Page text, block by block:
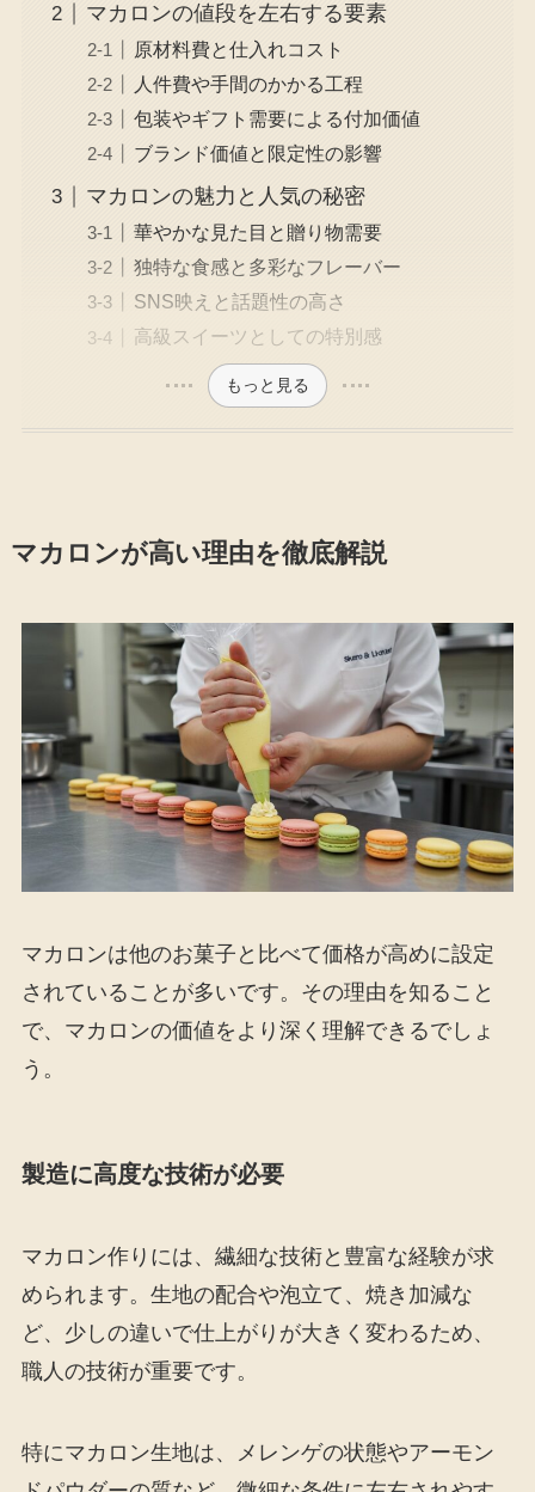
マカロンの値段を左右する要素
原材料費と仕入れコスト
人件費や手間のかかる工程
包装やギフト需要による付加価値
ブランド価値と限定性の影響
マカロンの魅力と人気の秘密
華やかな見た目と贈り物需要
独特な食感と多彩なフレーバー
SNS映えと話題性の高さ
高級スイーツとしての特別感
もっと見る
マカロンが高い理由を徹底解説
マカロンは他のお菓子と比べて価格が高めに設定
されていることが多いです。その理由を知ること
で、マカロンの価値をより深く理解できるでしょ
う。
製造に高度な技術が必要
マカロン作りには、繊細な技術と豊富な経験が求
められます。生地の配合や泡立て、焼き加減な
ど、少しの違いで仕上がりが大きく変わるため、
職人の技術が重要です。
特にマカロン生地は、メレンゲの状態やアーモン